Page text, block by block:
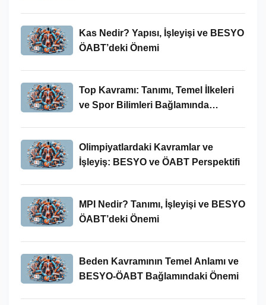
Kas Nedir? Yapısı, İşleyişi ve BESYO
ÖABT’deki Önemi
Top Kavramı: Tanımı, Temel İlkeleri
ve Spor Bilimleri Bağlamında
Olimpiyatlardaki Kavramlar ve
İşleyiş: BESYO ve ÖABT Perspektifi
MPI Nedir? Tanımı, İşleyişi ve BESYO
ÖABT’deki Önemi
Beden Kavramının Temel Anlamı ve
BESYO-ÖABT Bağlamındaki Önemi